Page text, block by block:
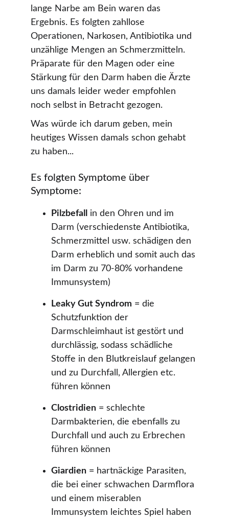
lange Narbe am Bein waren das
Ergebnis. Es folgten zahllose
Operationen, Narkosen, Antibiotika und
unzählige Mengen an Schmerzmitteln.
Präparate für den Magen oder eine
Stärkung für den Darm haben die Ärzte
uns damals leider weder empfohlen
noch selbst in Betracht gezogen.
Was würde ich darum geben, mein
heutiges Wissen damals schon gehabt
zu haben...
Es folgten Symptome über
Symptome:
Pilzbefall
in den Ohren und im
Darm (verschiedenste Antibiotika,
Schmerzmittel usw. schädigen den
Darm erheblich und somit auch das
im Darm zu 70-80% vorhandene
Immunsystem)
Leaky Gut Syndrom = die
Schutzfunktion der
Darmschleimhaut ist gestört und
durchlässig, sodass schädliche
Stoffe in den Blutkreislauf gelangen
und zu Durchfall, Allergien etc.
führen können
Clostridien = schlechte
Darmbakterien, die ebenfalls zu
Durchfall und auch zu Erbrechen
führen können
Giardien = hartnäckige Parasiten,
die bei einer schwachen Darmflora
und einem miserablen
Immunsystem leichtes Spiel haben